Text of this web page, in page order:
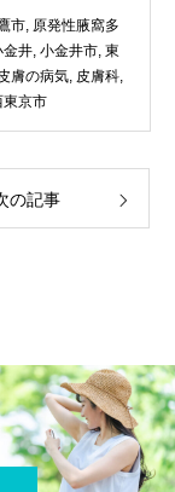
市, 原発性腋窩多
金井, 小金井市, 東
膚の病気, 皮膚科,
東京市
の記事